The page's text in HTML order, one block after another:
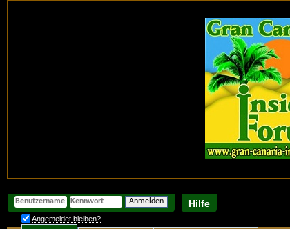
Hilfe
Angemeldet bleiben?